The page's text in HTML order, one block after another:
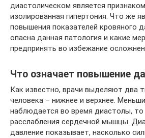
диастолическом является
изолированная гипертония. Что же
повышения показателей кровяного
опасна данная патология и какие
предпринять во избежание
Что означает повышение
Как известно, врачи выделяют два
человека – нижнее и верхнее.
наблюдается во время диастолы,
расслабления сердечной мышцы.
давление показывает, насколько